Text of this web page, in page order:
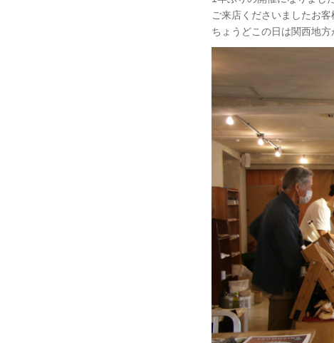
ご来店くださいましたお
ちょうどこの日は関西地